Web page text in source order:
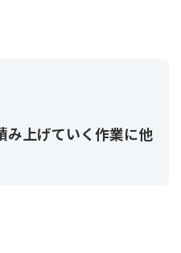
み上げていく作業に他